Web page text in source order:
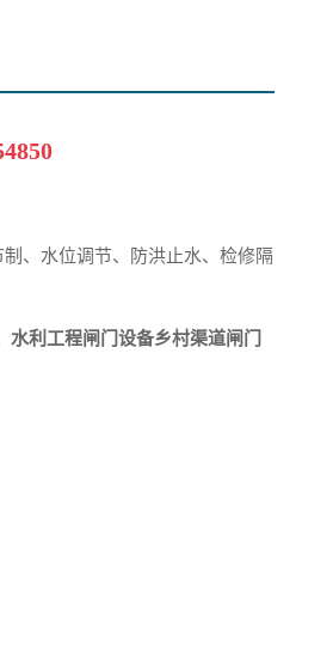
、水位调节、防洪止水、检修隔
水利工程闸门设备乡村渠道闸门